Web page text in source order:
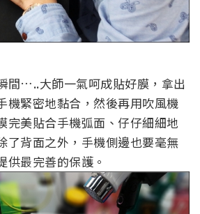
間…..大師一氣呵成貼好膜，拿出
機緊密地黏合，然後再用吹風機
完美貼合手機弧面、仔仔細細地
了背面之外，手機側邊也要毫無
供最完善的保護。